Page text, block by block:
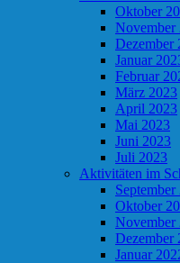
Oktober
November
Dezember
Januar
Februar
März 2023
April 2023
Mai 2023
Juni 2023
Juli 2023
Aktivitäten im
September
Oktober
November
Dezember
Januar